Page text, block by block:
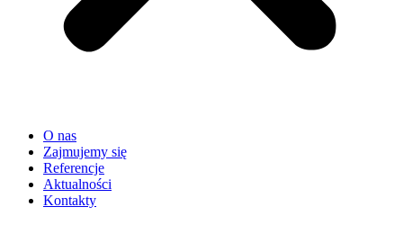
O nas
Zajmujemy się
Referencje
Aktualności
Kontakty